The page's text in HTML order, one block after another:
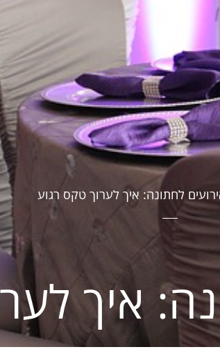
לחתונה: איך לערוך טקס רגוע
איך